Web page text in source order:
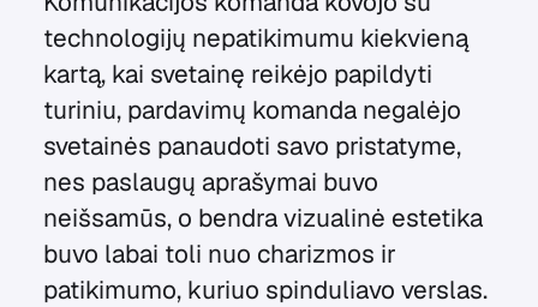
technologijų nepatikimumu kiekvieną
kartą, kai svetainę reikėjo papildyti
turiniu, pardavimų komanda negalėjo
svetainės panaudoti savo pristatyme,
nes paslaugų aprašymai buvo
neišsamūs, o bendra vizualinė estetika
buvo labai toli nuo charizmos ir
patikimumo, kuriuo spinduliavo verslas.